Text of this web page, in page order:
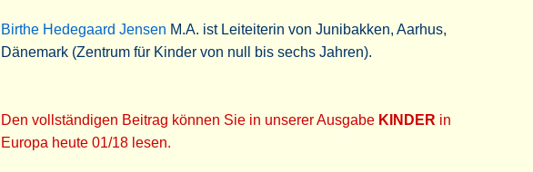
Birthe Hedegaard Jensen M.A. ist Leiteiterin von Junibakken, Aarhus,
Dänemark (Zentrum für Kinder von null bis sechs Jahren).
Den vollständigen Beitrag können Sie in unserer Ausgabe KINDER in
Europa heute 01/18 lesen.